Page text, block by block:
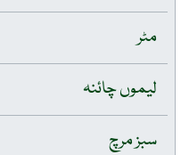
مٹر
لیموں چائنہ
سبز مرچ